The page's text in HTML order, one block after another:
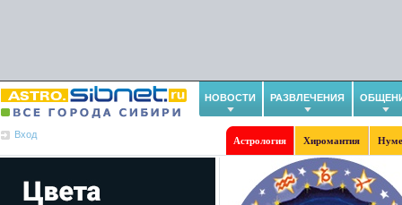
НОВОСТИ РАЗВЛЕЧЕНИЯ
Вход
Астрология Хиромантия